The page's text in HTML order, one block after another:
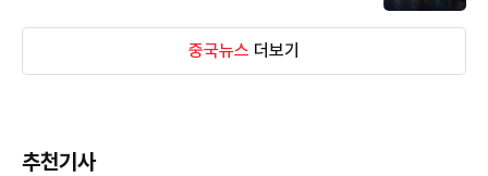
중국뉴스 더보기
추천기사